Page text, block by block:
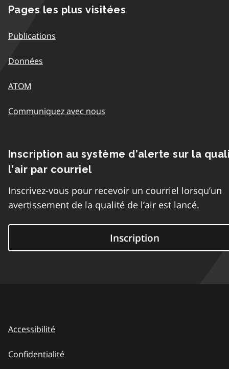
Pages les plus visitées
Publications
Données
ATOM
Communiquez avec nous
Inscription au système d’alerte sur la
l’air par courriel
Inscrivez-vous pour recevoir un courriel lorsqu’un
avertissement de la qualité de l’air est lancé.
Inscription
Accessibilité
Confidentialité